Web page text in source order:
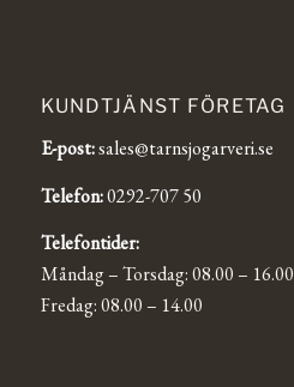
KUNDTJÄNST FÖRETAG
E-post:sales@tarnsjogarveri.se
Telefon:0292-707 50
Telefontider:
Måndag – Torsdag: 08.00 – 16.00
Fredag: 08.00 – 14.00